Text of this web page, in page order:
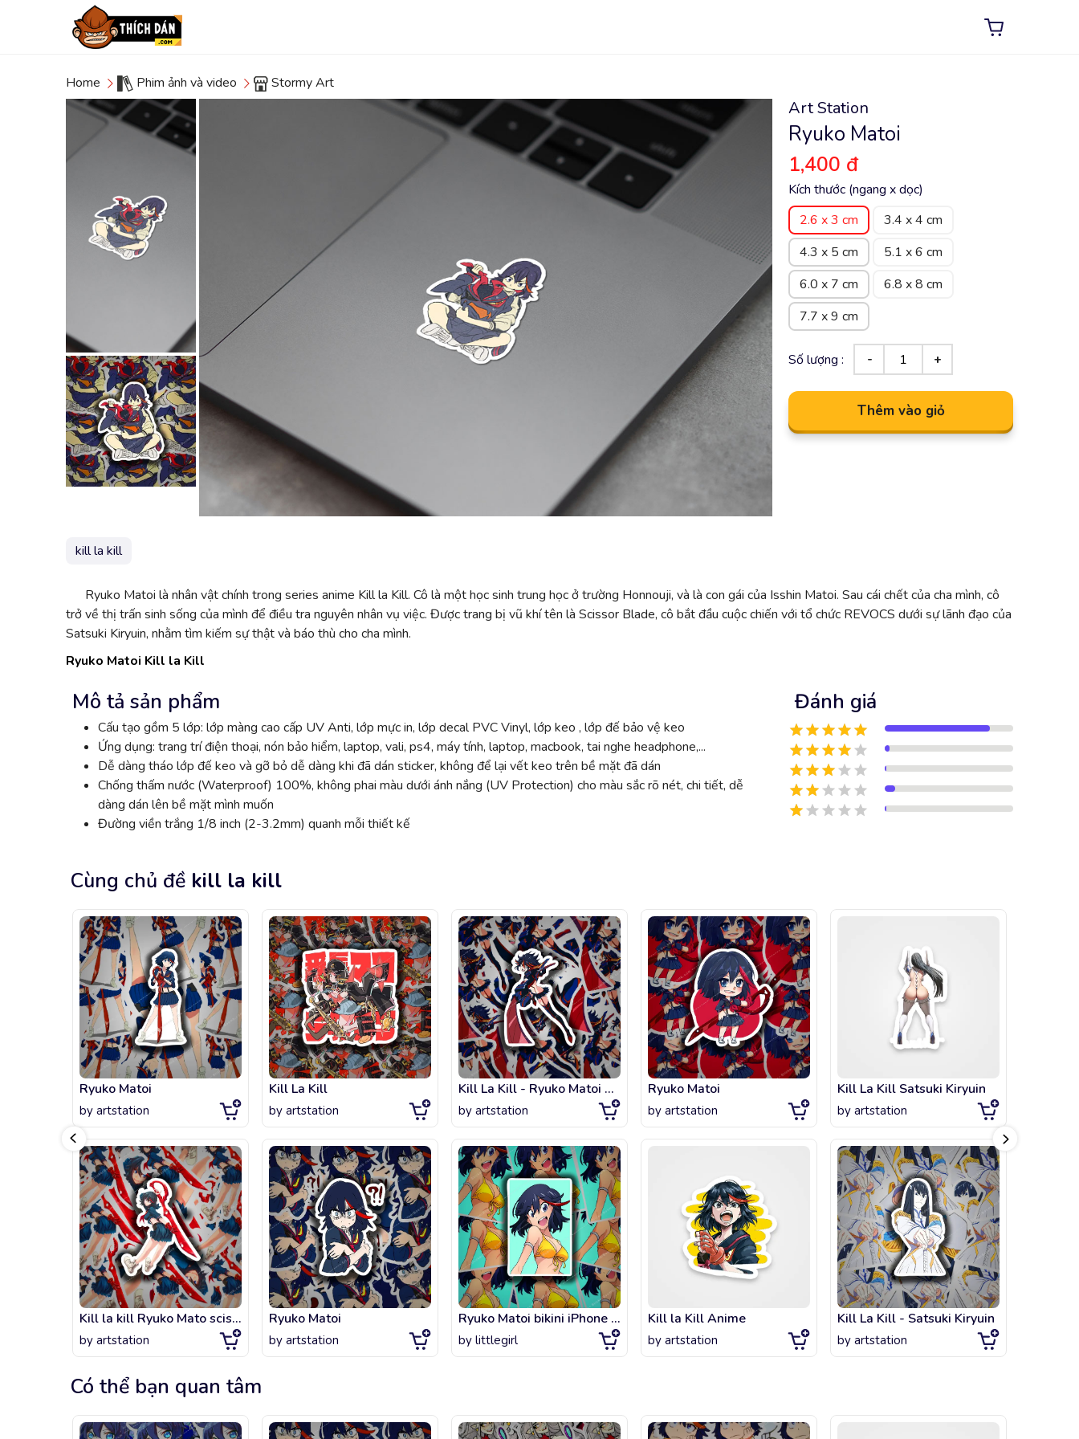
Home Phim ảnh và video Stormy Art
Art Station
Ryuko Matoi
1,400 đ
Kích thước (ngang x dọc)
2.6 x 3 cm
3.4 x 4 cm
4.3 x 5 cm
5.1 x 6 cm
6.0 x 7 cm
6.8 x 8 cm
7.7 x 9 cm
Số lượng :
Thêm vào giỏ
kill la kill
Ryuko Matoi là nhân vật chính trong series anime Kill la Kill. Cô là một học sinh trung học ở trường Honnouji, và là con gái của Isshin Matoi. Sau cái chết của cha mình, cô
trở về thị trấn sinh sống của mình để điều tra nguyên nhân vụ việc. Được trang bị vũ khí tên là Scissor Blade, cô bắt đầu cuộc chiến với tổ chức REVOCS dưới sự lãnh đạo của
Satsuki Kiryuin, nhằm tìm kiếm sự thật và báo thù cho cha mình.
Ryuko Matoi Kill la Kill
Mô tả sản phẩm
Cấu tạo gồm 5 lớp: lớp màng cao cấp UV Anti, lớp mực in, lớp decal PVC Vinyl, lớp keo , lớp đế bảo vệ keo
Ứng dụng: trang trí điện thoại, nón bảo hiểm, laptop, vali, ps4, máy tính, laptop, macbook, tai nghe headphone,...
Dễ dàng tháo lớp đế keo và gỡ bỏ dễ dàng khi đã dán sticker, không để lại vết keo trên bề mặt đã dán
Chống thấm nước (Waterproof) 100%, không phai màu dưới ánh nắng (UV Protection) cho màu sắc rõ nét, chi tiết, dễ
dàng dán lên bề mặt mình muốn
Đường viền trắng 1/8 inch (2-3.2mm) quanh mỗi thiết kế
Đánh giá
Cùng chủ đề kill la kill
Ryuko Matoi
by artstation
Kill la kill Ryuko Mato scissor blade
by artstation
Kill La Kill
by artstation
Ryuko Matoi
by artstation
Kill La Kill - Ryuko Matoi Slash
by artstation
Ryuko Matoi bikini iPhone Case & Cover
by littlegirl
Ryuko Matoi
by artstation
Kill la Kill Anime
by artstation
Kill La Kill Satsuki Kiryuin
by artstation
Kill La Kill - Satsuki Kiryuin
by artstation
Có thể bạn quan tâm